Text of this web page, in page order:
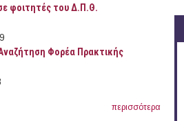
φοιτητές του Δ.Π.Θ.
Φορέα Πρακτικής
περισσότερα